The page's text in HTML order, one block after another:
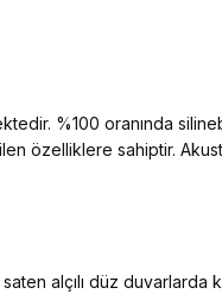
%100 oranında
özelliklere sahiptir.
alçılı düz duvarlarda